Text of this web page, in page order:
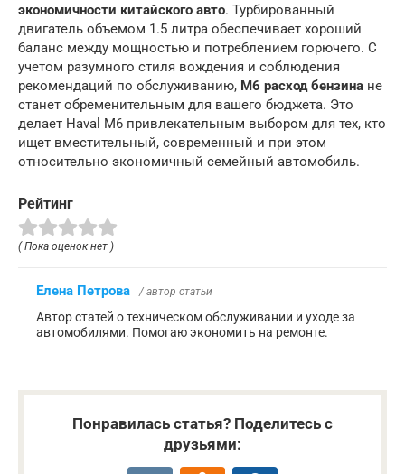
экономичности китайского авто. Турбированный
двигатель объемом 1.5 литра обеспечивает хороший
баланс между мощностью и потреблением горючего. С
учетом разумного стиля вождения и соблюдения
рекомендаций по обслуживанию, M6 расход бензина не
станет обременительным для вашего бюджета. Это
делает Haval M6 привлекательным выбором для тех, кто
ищет вместительный, современный и при этом
относительно экономичный семейный автомобиль.
Рейтинг
( Пока оценок нет )
Елена Петрова / автор статьи
Автор статей о техническом обслуживании и уходе за
автомобилями. Помогаю экономить на ремонте.
Понравилась статья? Поделитесь с
друзьями: